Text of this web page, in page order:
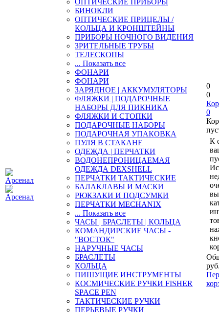
ОПТИЧЕСКИЕ ПРИБОРЫ
БИНОКЛИ
ОПТИЧЕСКИЕ ПРИЦЕЛЫ /
КОЛЬЦА И КРОНШТЕЙНЫ
ПРИБОРЫ НОЧНОГО ВИДЕНИЯ
ЗРИТЕЛЬНЫЕ ТРУБЫ
ТЕЛЕСКОПЫ
... Показать все
ФОНАРИ
ФОНАРИ
ЗАРЯДНОЕ | АККУМУЛЯТОРЫ
ФЛЯЖКИ | ПОДАРОЧНЫЕ
НАБОРЫ ДЛЯ ПИКНИКА
ФЛЯЖКИ И СТОПКИ
ПОДАРОЧНЫЕ НАБОРЫ
ПОДАРОЧНАЯ УПАКОВКА
ПУЛЯ В СТАКАНЕ
ОДЕЖДА | ПЕРЧАТКИ
ВОДОНЕПРОНИЦАЕМАЯ
ОДЕЖДА DEXSHELL
ПЕРЧАТКИ ТАКТИЧЕСКИЕ
БАЛАКЛАВЫ И МАСКИ
РЮКЗАКИ И ПОДСУМКИ
ПЕРЧАТКИ MECHANIX
... Показать все
ЧАСЫ | БРАСЛЕТЫ | КОЛЬЦА
КОМАНДИРСКИЕ ЧАСЫ -
"ВОСТОК"
НАРУЧНЫЕ ЧАСЫ
БРАСЛЕТЫ
КОЛЬЦА
ПИШУЩИЕ ИНСТРУМЕНТЫ
КОСМИЧЕСКИЕ РУЧКИ FISHER
SPACE PEN
ТАКТИЧЕСКИЕ РУЧКИ
ПЕРЬЕВЫЕ РУЧКИ
0
0
0
К